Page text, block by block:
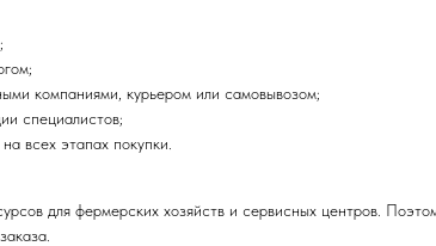
компаниями, курьером или самовывозом;
специалистов;
всех этапах покупки.
для фермерских хозяйств и сервисных центров.